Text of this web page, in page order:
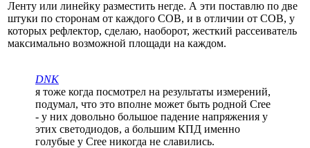
Ленту или линейку разместить негде. А эти поставлю по две
штуки по сторонам от каждого COB, и в отличии от COB, у
которых рефлектор, сделаю, наоборот, жесткий рассеиватель
максимально возможной площади на каждом.
DNK
я тоже когда посмотрел на результаты измерений,
подумал, что это вполне может быть родной Cree
- у них довольно большое падение напряжения у
этих светодиодов, а большим КПД именно
голубые у Cree никогда не славились.